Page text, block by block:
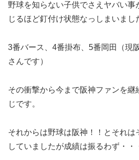
野球を知らない子供でさえヤバい事
じるほど釘付け状態なっしまいまし
3番バース、4番掛布、5番岡田（現
さんです）
その衝撃から今まで阪神ファンを継
じです。
それからは野球は阪神！！とそれは
していましたが成績は振るわず・・